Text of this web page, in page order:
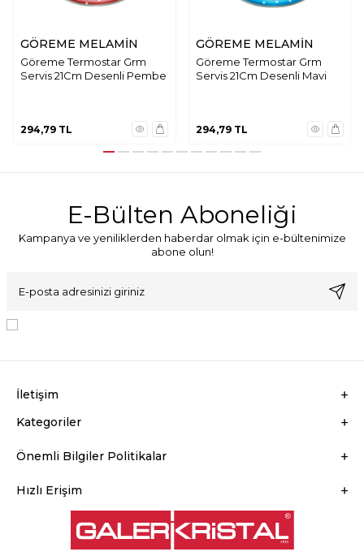
GÖREME MELAMİN
Göreme Termostar Grm
Servis 21Cm Desenli Pembe
294,79 TL
GÖREME MELAMİN
Göreme Termostar Grm
Servis 21Cm Desenli Mavi
294,79TL
E-Bülten Aboneliği
Kampanya ve yeniliklerden haberdar olmak için e-bültenimize
abone olun!
İletişim
Kategoriler
Önemli Bilgiler Politikalar
Hızlı Erişim